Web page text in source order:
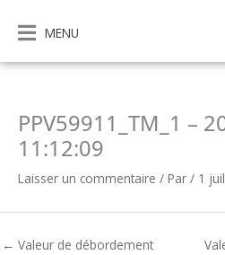
contenu
MENU
PPV59911_TM_1 –
11:12:09
Laisser un commentaire / Par / 1
← Valeur de débordement